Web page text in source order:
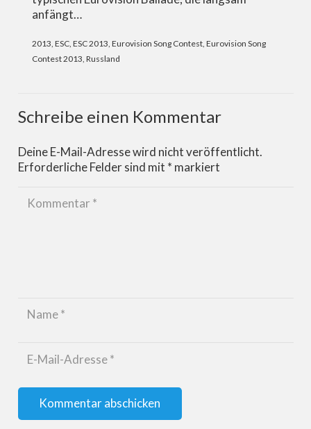
anfängt…
2013, ESC, ESC 2013, Eurovision Song Contest, Eurovision Song
Contest 2013, Russland
Schreibe einen Kommentar
Deine E-Mail-Adresse wird nicht veröffentlicht.
Erforderliche Felder sind mit * markiert
Kommentar abschicken